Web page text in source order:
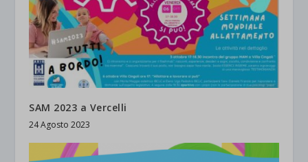
SAM 2023 a Vercelli
24 Agosto 2023